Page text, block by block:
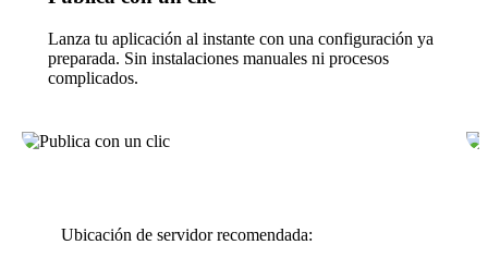
Lanza tu aplicación al instante con una configuración ya
preparada. Sin instalaciones manuales ni procesos
complicados.
Ubicación de servidor recomendada: